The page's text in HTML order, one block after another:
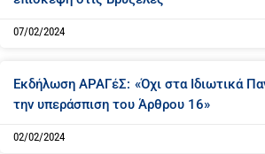
07/02/2024
Εκδήλωση ΑΡΑΓέΣ: «Όχι στα Ιδιωτικά
την υπεράσπιση του Άρθρου 16»
02/02/2024